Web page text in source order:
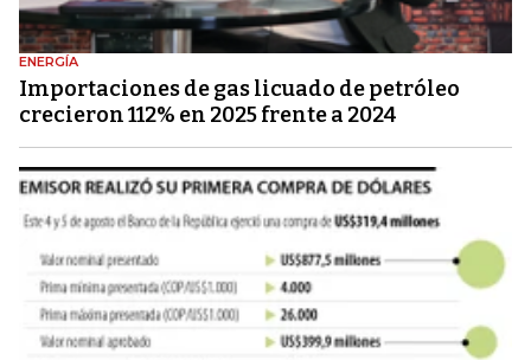
ENERGÍA
Importaciones de gas licuado de petróleo
crecieron 112% en 2025 frente a 2024